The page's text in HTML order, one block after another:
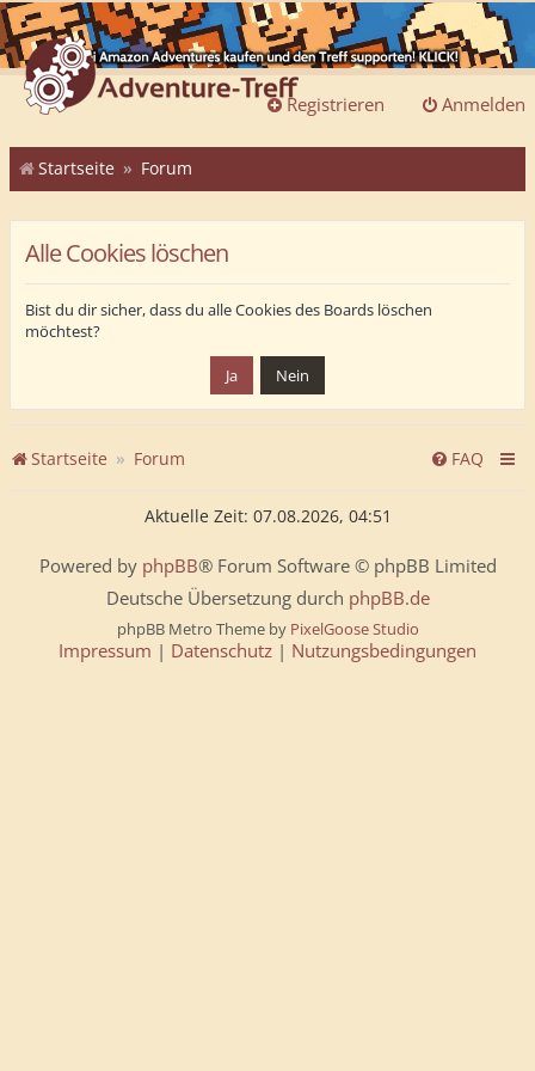
Anmelden
Registrieren
Startseite Forum
Alle Cookies löschen
Bist du dir sicher, dass du alle Cookies des Boards löschen
möchtest?
Startseite Forum FAQ
Aktuelle Zeit: 07.08.2026, 04:51
Powered by phpBB® Forum Software © phpBB Limited
Deutsche Übersetzung durch phpBB.de
phpBB Metro Theme by PixelGoose Studio
Impressum | Datenschutz | Nutzungsbedingungen